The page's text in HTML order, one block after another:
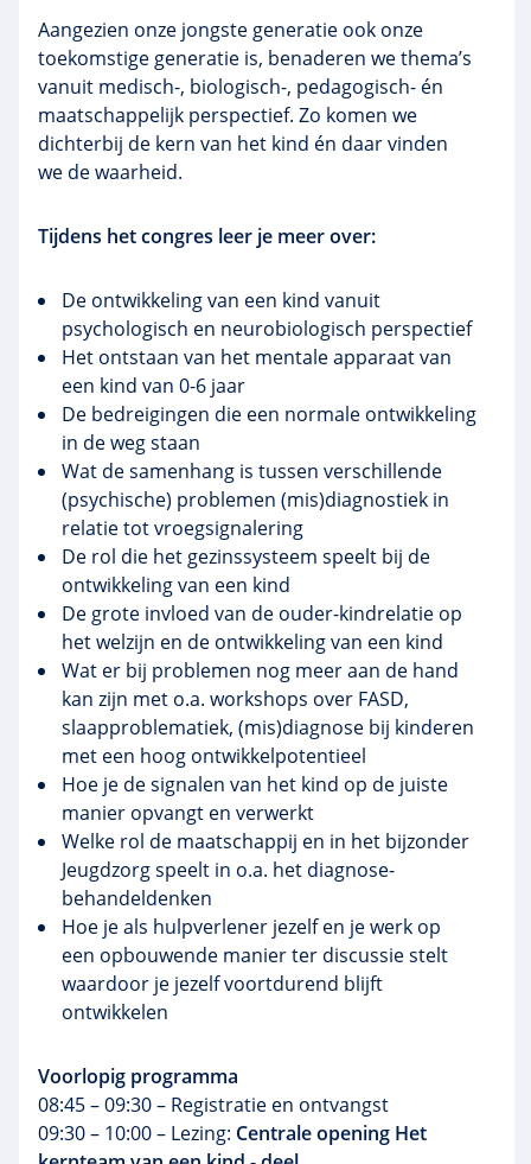
Aangezien onze jongste generatie ook onze
toekomstige generatie is, benaderen we thema’s
vanuit medisch-, biologisch-, pedagogisch- én
maatschappelijk perspectief. Zo komen we
dichterbij de kern van het kind én daar vinden
we de waarheid.
Tijdens het congres leer je meer over:
De ontwikkeling van een kind vanuit
psychologisch en neurobiologisch perspectief
Het ontstaan van het mentale apparaat van
een kind van 0-6 jaar
De bedreigingen die een normale ontwikkeling
in de weg staan
Wat de samenhang is tussen verschillende
(psychische) problemen (mis)diagnostiek in
relatie tot vroegsignalering
De rol die het gezinssysteem speelt bij de
ontwikkeling van een kind
De grote invloed van de ouder-kindrelatie op
het welzijn en de ontwikkeling van een kind
Wat er bij problemen nog meer aan de hand
kan zijn met o.a. workshops over FASD,
slaapproblematiek, (mis)diagnose bij kinderen
met een hoog ontwikkelpotentieel
Hoe je de signalen van het kind op de juiste
manier opvangt en verwerkt
Welke rol de maatschappij en in het bijzonder
Jeugdzorg speelt in o.a. het diagnose-
behandeldenken
Hoe je als hulpverlener jezelf en je werk op
een opbouwende manier ter discussie stelt
waardoor je jezelf voortdurend blijft
ontwikkelen
Voorlopig programma
08:45 – 09:30 – Registratie en ontvangst
09:30 – 10:00 – Lezing: Centrale opening Het